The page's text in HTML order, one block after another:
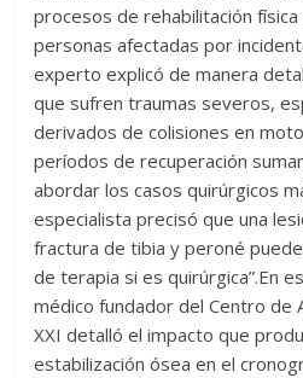
procesos de rehabilitación
personas afectadas por
experto explicó de manera
que sufren traumas severos,
derivados de colisiones en
períodos de recuperación
abordar los casos quirúrgicos
especialista precisó que una
fractura de tibia y peroné
de terapia si es quirúrgica”.En
médico fundador del Centro de
XXI detalló el impacto que
estabilización ósea en el